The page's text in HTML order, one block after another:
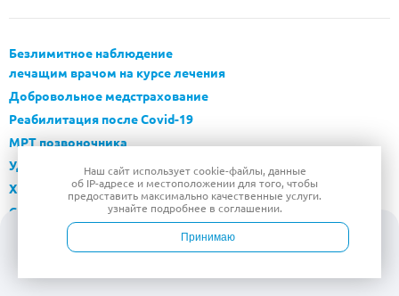
Безлимитное наблюдение
лечащим врачом на курсе лечения
Добровольное медстрахование
Реабилитация после Covid-19
МРТ позвоночника
Удаление грыжи позвоночника
Хирургические операции
Check Up обследование
Приложение Panacea
Программа «Подписка ОТКРЫТАЯ КЛИНИКА»
Наш сайт используетcookie-файлы, данные
об IP-адресе и местоположении для того, чтобы
предоставить максимально качественные услуги.
узнайте подробнее в соглашении.
Принимаю